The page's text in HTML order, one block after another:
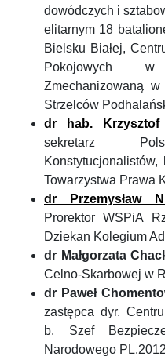
dowódczych i
elitarnym 18
Bielsku Białej,
Pokojowych
Zmechanizowaną
Strzelców
dr hab.
sekretarz
Towarzystwa Prawa
dr Przemysław
Prorektor WSPiA
Dziekan Kolegium
dr Małgorzata
Celno-Skarbowej w
dr Paweł
zastępca dyr.
b. Szef
Narodowego